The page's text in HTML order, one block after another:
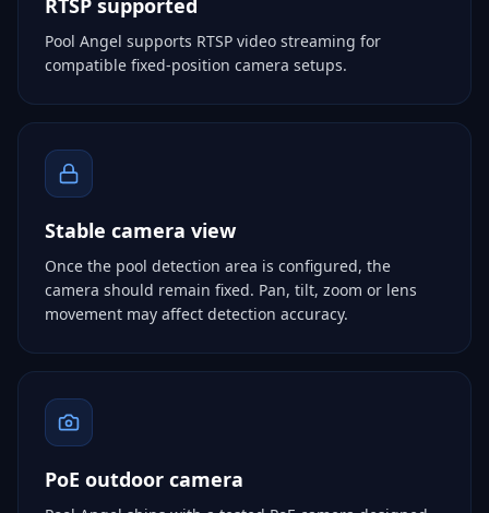
RTSP supported
Pool Angel supports RTSP video streaming for
compatible fixed-position camera setups.
Stable camera view
Once the pool detection area is configured, the
camera should remain fixed. Pan, tilt, zoom or lens
movement may affect detection accuracy.
PoE outdoor camera